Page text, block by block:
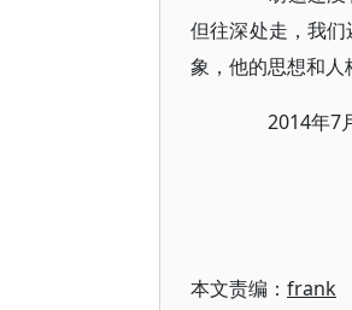
但往深处走，我
象，他的思想和
2014年7
本文责编： frank